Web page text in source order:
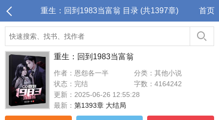
重生：回到1983当富翁 目录 (共1397章) 首页
重生：回到1983当富翁
作者：恩怨各一半
分类：其他小说
状态：完结
字数：4164242
更新：2025-06-26 12:55:28
最新： 第1393章 大结局